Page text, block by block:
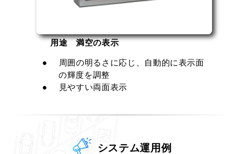
用途 満空の表示
周囲の明るさに応じ、自動的に表示面
の輝度を調整
見やすい両面表示
システム運用例